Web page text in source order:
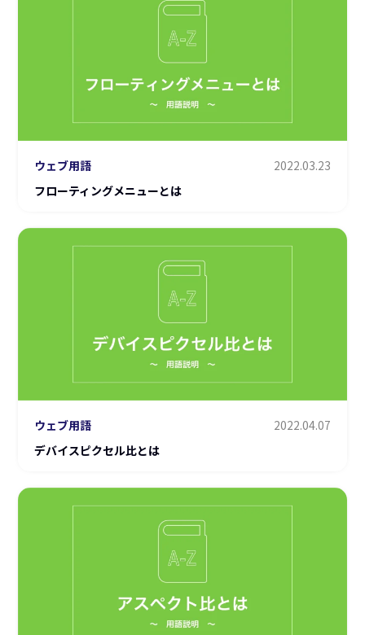
ウェブ用語
2022.03.23
フローティングメニューとは
ウェブ用語
2022.04.07
デバイスピクセル比とは